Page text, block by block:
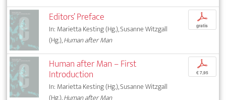
Editors’ Preface
In: Marietta Kesting (Hg.), Susanne Witzgall
(Hg.),Human after Man
p
gratis
Human after Man – First
Introduction
In: Marietta Kesting (Hg.), Susanne Witzgall
p
€ 7,95